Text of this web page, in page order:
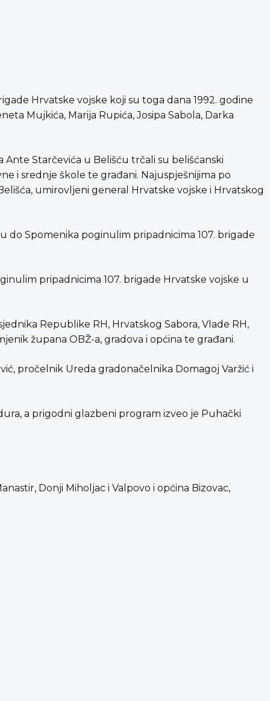
Hrvatske vojske koji su toga dana 1992. godine
Mujkića, Marija Rupića, Josipa Sabola, Darka
Starčevića u Belišću trčali su belišćanski
i srednje škole te građani. Najuspješnijima po
umirovljeni general Hrvatske vojske i Hrvatskog
Spomenika poginulim pripadnicima 107. brigade
pripadnicima 107. brigade Hrvatske vojske u
Republike RH, Hrvatskog Sabora, Vlade RH,
župana OBŽ-a, gradova i općina te građani.
pročelnik Ureda gradonačelnika Domagoj Varžić i
a prigodni glazbeni program izveo je Puhački
Donji Miholjac i Valpovo i općina Bizovac,